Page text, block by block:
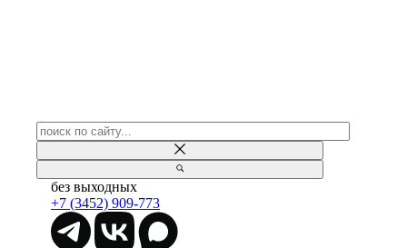
без выходных
+7 (3452) 909-773